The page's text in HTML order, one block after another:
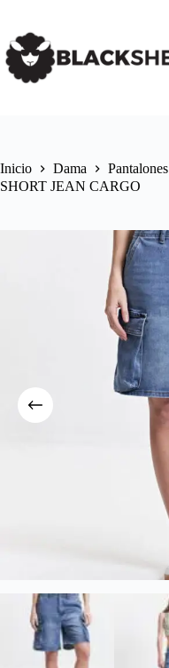
Inicio Dama Pantalones
SHORT JEAN CARGO